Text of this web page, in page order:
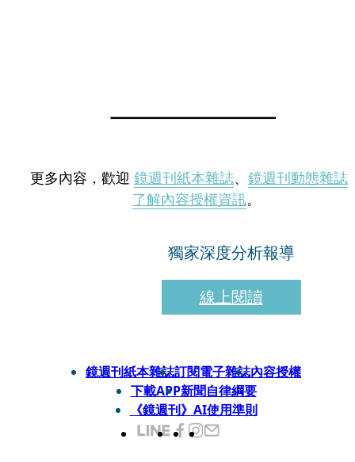
更多內容，歡迎 鏡週刊紙本雜誌、 鏡週刊動態雜誌
了解內容授權資訊。
獨家深度分析報導
線上閱讀
鏡週刊紙本雜誌訂閱電子雜誌內容授權
下載APP新聞自律綱要
《鏡週刊》AI使用準則